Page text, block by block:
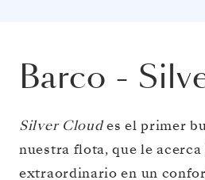
Barco -
Silver Cloudes el primer
nuestra flota, que le
extraordinario en un